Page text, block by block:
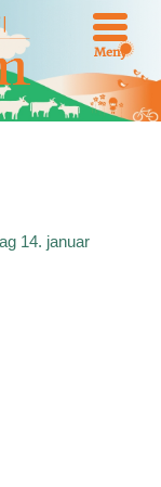
Meny
14. januar